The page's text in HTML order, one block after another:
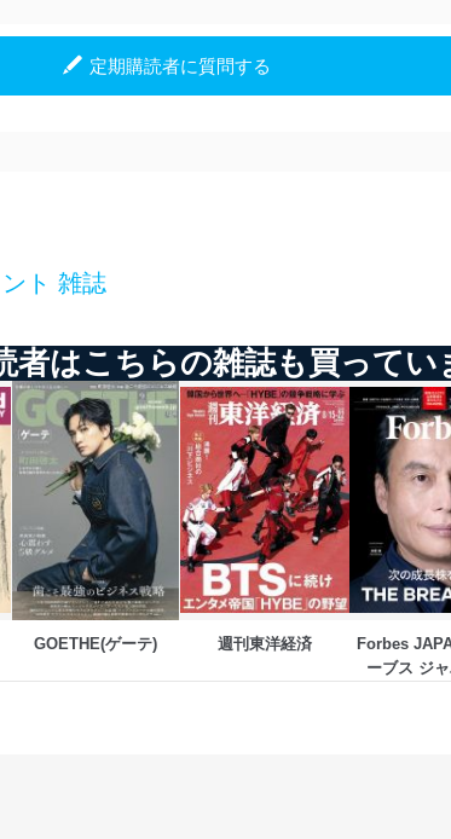
ーの機会を通じて、個人情報保護マネジメントシステム
問い合わせ係
、個人情報保護管理者の責任のもと、個人情報を取得・
ト 雑誌
者はこちらの雑誌も買ってい
GOETHE(ゲーテ) 週刊東洋経済
Forbes